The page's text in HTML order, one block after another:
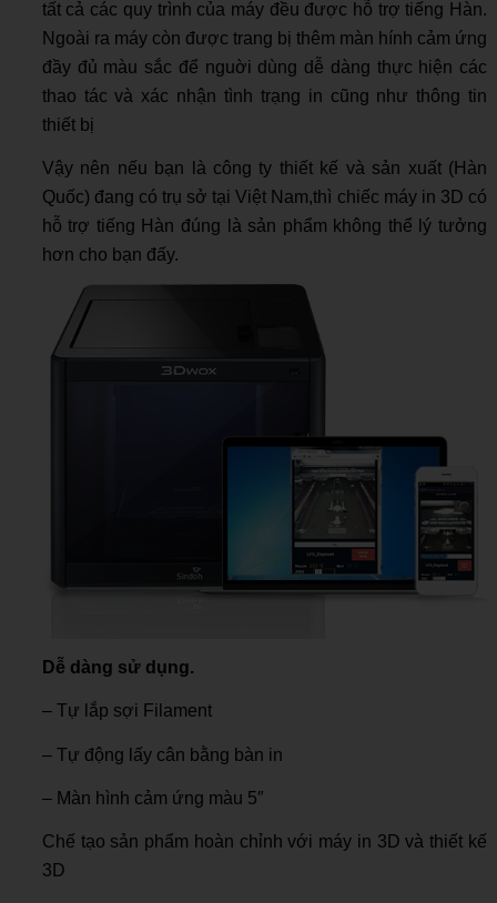
tất cả các quy trình của máy đều được hỗ trợ tiếng Hàn.
Ngoài ra máy còn được trang bị thêm màn hính cảm ứng
đầy đủ màu sắc để nguời dùng dễ dàng thực hiện các
thao tác và xác nhận tình trạng in cũng như thông tin
thiết bị
Vậy nên nếu bạn là công ty thiết kế và sản xuất (Hàn
Quốc) đang có trụ sở tại Việt Nam,thì chiếc máy in 3D có
hỗ trợ tiếng Hàn đúng là sản phẩm không thể lý tưởng
hơn cho bạn đấy.
Dễ dàng sử dụng.
– Tự lắp sợi Filament
– Tự động lấy cân bằng bàn in
– Màn hình cảm ứng màu 5″
Chế tạo sản phẩm hoàn chỉnh với máy in 3D và thiết kế
3D